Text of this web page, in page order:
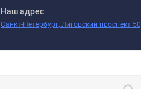
Наш адрес
Санкт-Петербург, Лиговский проспект